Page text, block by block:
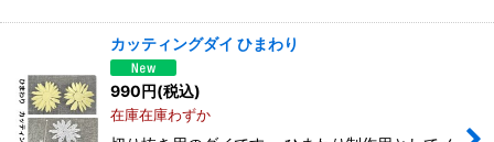
カッティングダイ ひまわり
990円(税込)
在庫在庫わずか